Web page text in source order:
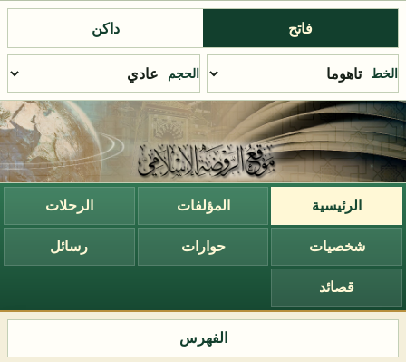
فاتح داكن
الخط الحجم
الرئيسية المؤلفات الرحلات
شخصيات حوارات رسائل
قصائد
الفهرس